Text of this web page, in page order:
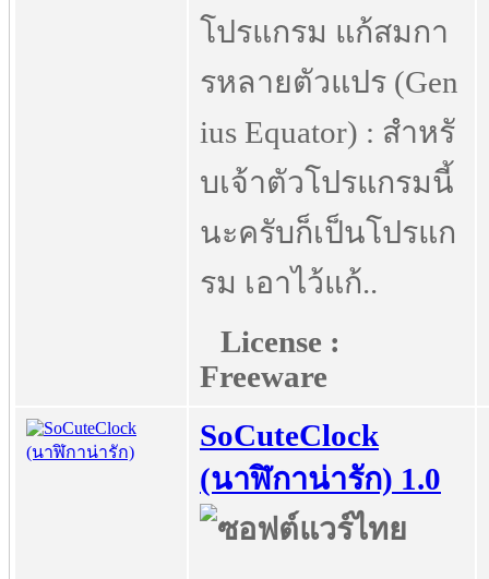
โปรแกรม แก้สมกา
รหลายตัวแปร (Gen
ius Equator) : สำหรั
บเจ้าตัวโปรแกรมนี้
นะครับก็เป็นโปรแก
รม เอาไว้แก้..
License :
Freeware
SoCuteClock
(นาฬิกาน่ารัก) 1.0